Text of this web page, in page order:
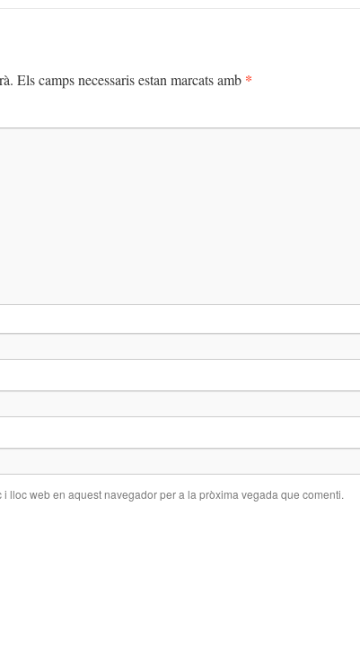
Els camps necessaris estan marcats amb *
lloc web en aquest navegador per a la pròxima vegada que comenti.